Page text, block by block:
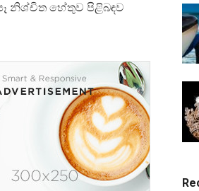
නිශ්චිත හේතුව පිළිබඳව